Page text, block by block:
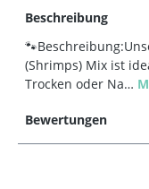
Beschreibung
(Shrimps) Mix ist
Trocken oder Na…
Bewertungen